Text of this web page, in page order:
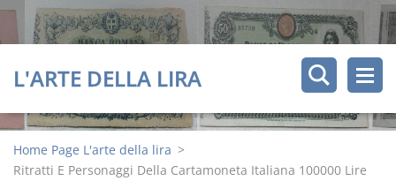
L'ARTE DELLA LIRA
Home Page L'arte della lira >
Ritratti E Personaggi Della Cartamoneta Italiana 100000 Lire